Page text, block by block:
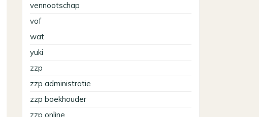
vennootschap
vof
wat
yuki
zzp
zzp administratie
zzp boekhouder
zzp online